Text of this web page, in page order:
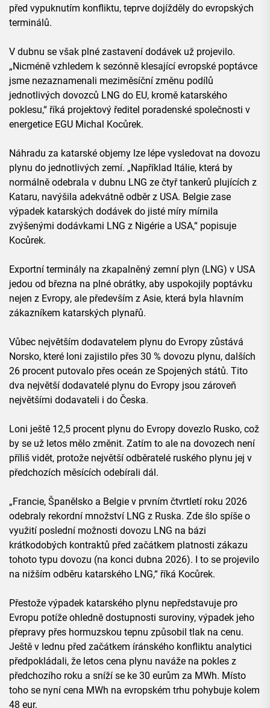
před vypuknutím konfliktu, teprve dojížděly do evropských
terminálů.
V dubnu se však plné zastavení dodávek už projevilo.
„Nicméně vzhledem k sezónně klesající evropské poptávce
jsme nezaznamenali meziměsíční změnu podílů
jednotlivých dovozců LNG do EU, kromě katarského
poklesu,“ říká projektový ředitel poradenské společnosti v
energetice EGU Michal Kocůrek.
Náhradu za katarské objemy lze lépe vysledovat na dovozu
plynu do jednotlivých zemí. „Například Itálie, která by
normálně odebrala v dubnu LNG ze čtyř tankerů plujících z
Kataru, navýšila adekvátně odběr z USA. Belgie zase
výpadek katarských dodávek do jisté míry mírnila
zvýšenými dodávkami LNG z Nigérie a USA,“ popisuje
Kocůrek.
Exportní terminály na zkapalněný zemní plyn (LNG) v USA
jedou od března na plné obrátky, aby uspokojily poptávku
nejen z Evropy, ale především z Asie, která byla hlavním
zákazníkem katarských plynařů.
Vůbec největším dodavatelem plynu do Evropy zůstává
Norsko, které loni zajistilo přes 30 % dovozu plynu, dalších
26 procent putovalo přes oceán ze Spojených států. Tito
dva největší dodavatelé plynu do Evropy jsou zároveň
největšími dodavateli i do Česka.
Loni ještě 12,5 procent plynu do Evropy dovezlo Rusko, což
by se už letos mělo změnit. Zatím to ale na dovozech není
příliš vidět, protože největší odběratelé ruského plynu jej v
předchozích měsících odebírali dál.
„Francie, Španělsko a Belgie v prvním čtvrtletí roku 2026
odebraly rekordní množství LNG z Ruska. Zde šlo spíše o
využití poslední možnosti dovozu LNG na bázi
krátkodobých kontraktů před začátkem platnosti zákazu
tohoto typu dovozu (na konci dubna 2026). I to se projevilo
na nižším odběru katarského LNG,“ říká Kocůrek.
Přestože výpadek katarského plynu nepředstavuje pro
Evropu potíže ohledně dostupnosti suroviny, výpadek jeho
přepravy přes hormuzskou tepnu způsobil tlak na cenu.
Ještě v lednu před začátkem íránského konfliktu analytici
předpokládali, že letos cena plynu naváže na pokles z
předchozího roku a sníží se ke 30 eurům za MWh. Místo
toho se nyní cena MWh na evropském trhu pohybuje kolem
48 eur.